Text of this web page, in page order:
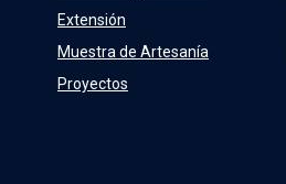
Extensión
Muestra de Artesanía
Proyectos